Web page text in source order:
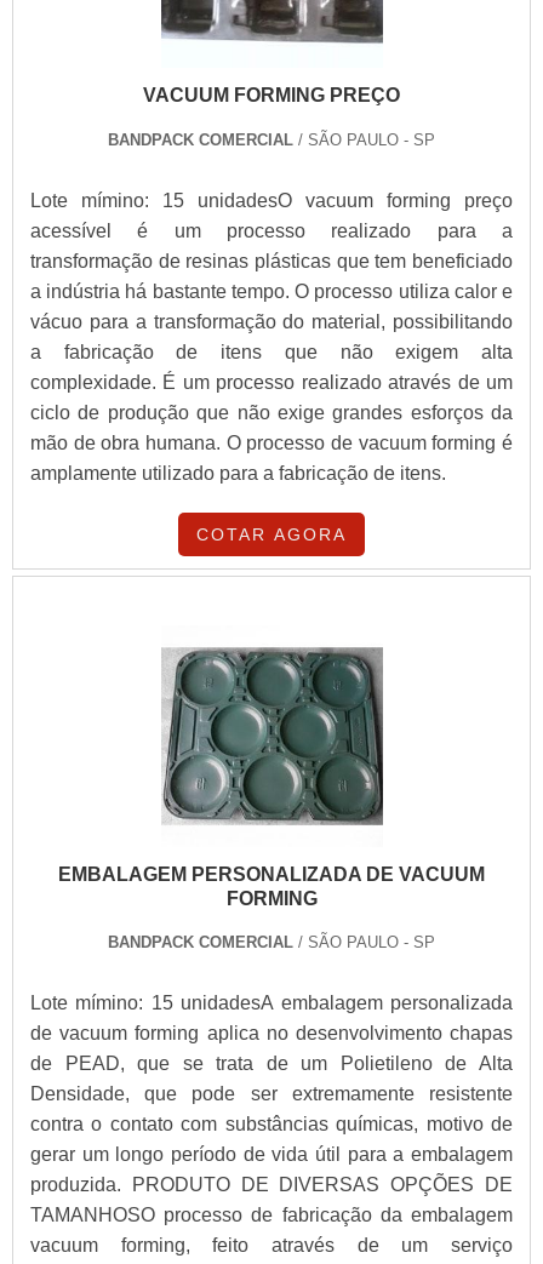
VACUUM FORMING PREÇO
BANDPACK COMERCIAL / SÃO PAULO - SP
Lote mímino: 15 unidadesO vacuum forming preço
acessível é um processo realizado para a
transformação de resinas plásticas que tem beneficiado
a indústria há bastante tempo. O processo utiliza calor e
vácuo para a transformação do material, possibilitando
a fabricação de itens que não exigem alta
complexidade. É um processo realizado através de um
ciclo de produção que não exige grandes esforços da
mão de obra humana. O processo de vacuum forming é
amplamente utilizado para a fabricação de itens.
COTAR AGORA
EMBALAGEM PERSONALIZADA DE VACUUM
FORMING
BANDPACK COMERCIAL / SÃO PAULO - SP
Lote mímino: 15 unidadesA embalagem personalizada
de vacuum forming aplica no desenvolvimento chapas
de PEAD, que se trata de um Polietileno de Alta
Densidade, que pode ser extremamente resistente
contra o contato com substâncias químicas, motivo de
gerar um longo período de vida útil para a embalagem
produzida. PRODUTO DE DIVERSAS OPÇÕES DE
TAMANHOSO processo de fabricação da embalagem
vacuum forming, feito através de um serviço